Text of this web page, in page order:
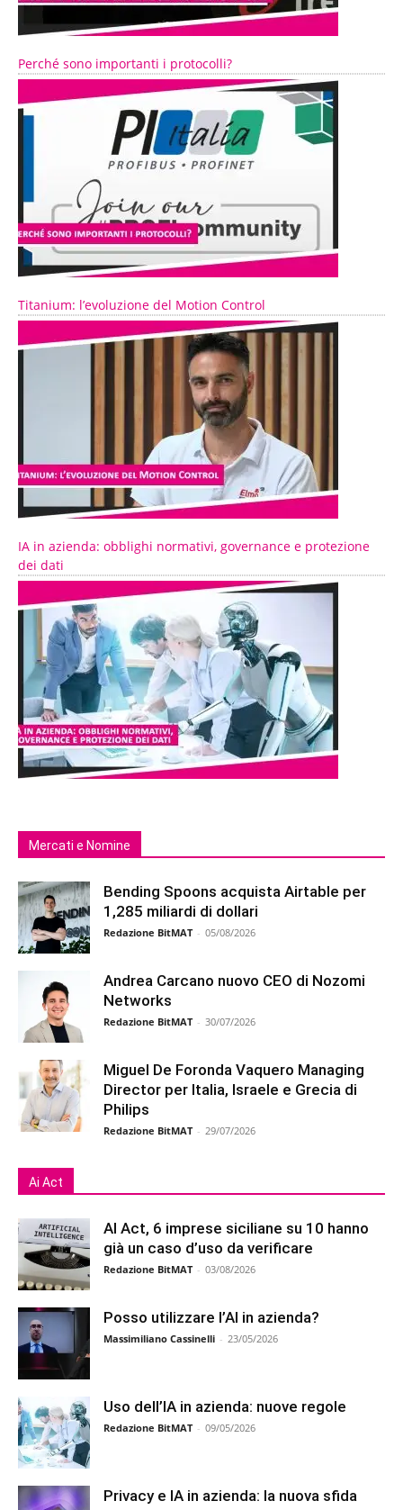
Perché sono importanti i protocolli?
Titanium: l’evoluzione del Motion Control
IA in azienda: obblighi normativi, governance e protezione
dei dati
Mercati e Nomine
Bending Spoons acquista Airtable per
1,285 miliardi di dollari
Redazione BitMAT - 05/08/2026
Andrea Carcano nuovo CEO di Nozomi
Networks
Redazione BitMAT - 30/07/2026
Miguel De Foronda Vaquero Managing
Director per Italia, Israele e Grecia di
Philips
Redazione BitMAT - 29/07/2026
Ai Act
AI Act, 6 imprese siciliane su 10 hanno
già un caso d’uso da verificare
Redazione BitMAT - 03/08/2026
Posso utilizzare l’AI in azienda?
Massimiliano Cassinelli - 23/05/2026
Uso dell’IA in azienda: nuove regole
Redazione BitMAT - 09/05/2026
Privacy e IA in azienda: la nuova sfida